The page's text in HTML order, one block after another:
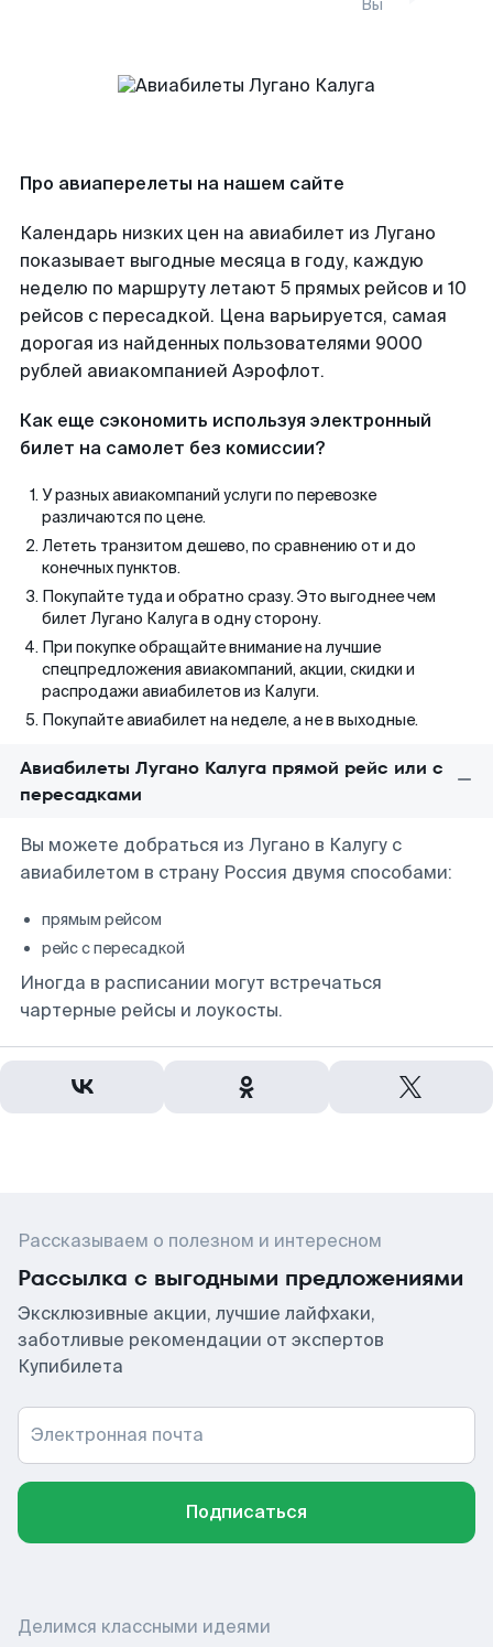
Вы
Про авиаперелеты на нашем сайте
Календарь низких цен на авиабилет из Лугано
показывает выгодные месяца в году, каждую
неделю по маршруту летают 5 прямых рейсов и 10
рейсов с пересадкой. Цена варьируется, самая
дорогая из найденных пользователями 9000
рублей авиакомпанией Аэрофлот.
Как еще сэкономить используя электронный
билет на самолет без комиссии?
У разных авиакомпаний услуги по перевозке
различаются по цене.
Лететь транзитом дешево, по сравнению от и до
конечных пунктов.
Покупайте туда и обратно сразу. Это выгоднее чем
билет Лугано Калуга в одну сторону.
При покупке обращайте внимание на лучшие
спецпредложения авиакомпаний, акции, скидки и
распродажи авиабилетов из Калуги.
Покупайте авиабилет на неделе, а не в выходные.
Авиабилеты Лугано Калуга прямой рейс или с
пересадками
Вы можете добраться из Лугано в Калугу с
авиабилетом в страну Россия двумя способами:
прямым рейсом
рейс с пересадкой
Иногда в расписании могут встречаться
чартерные рейсы и лоукосты.
Рассказываем о полезном и интересном
Рассылка с выгодными предложениями
Эксклюзивные акции, лучшие лайфхаки,
заботливые рекомендации от экспертов
Купибилета
Электронная почта
Подписаться
Делимся классными идеями